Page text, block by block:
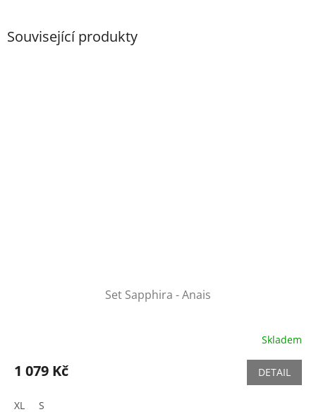
Související produkty
Set Sapphira - Anais
Skladem
1 079 Kč DETAIL
XL S